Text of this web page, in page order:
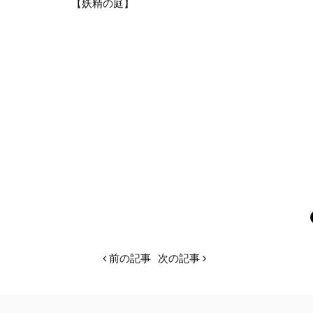
【妖精の庭】
前の記事 次の記事